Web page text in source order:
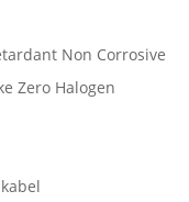
Non Corrosive
Zero Halogen